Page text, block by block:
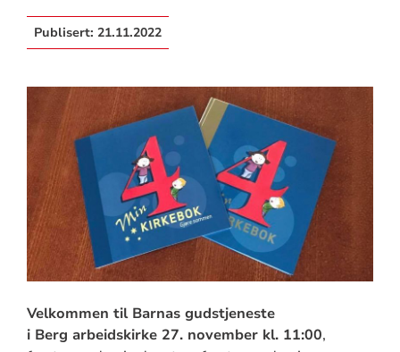
Publisert: 21.11.2022
Velkommen til Barnas gudstjeneste
i Berg arbeidskirke 27. november kl. 11:00,